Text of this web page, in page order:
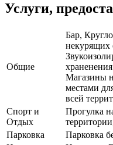
Услуги,
Общие
Бар,
некурящих
Магазины
местами
всей
Спорт и
Отдых
Прогулка
Парковка
Парковка